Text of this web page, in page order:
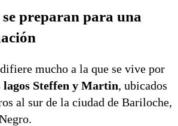
preparan para una
mucho a la que se vive por
lagos Steffen y Martin, ubicados
al sur de la ciudad de Bariloche,